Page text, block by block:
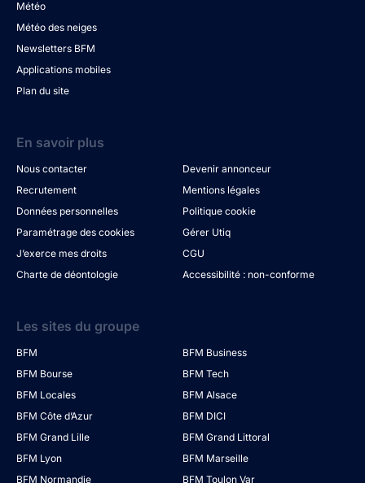
Météo
Météo des neiges
Newsletters BFM
Applications mobiles
Plan du site
En savoir plus
Nous contacter
Devenir annonceur
Recrutement
Mentions légales
Données personnelles
Politique cookie
Paramétrage des cookies
Gérer Utiq
J’exerce mes droits
CGU
Charte de déontologie
Accessibilité : non-conforme
Les sites du groupe
BFM
BFM Business
BFM Bourse
BFM Tech
BFM Locales
BFM Alsace
BFM Côte d’Azur
BFM DICI
BFM Grand Lille
BFM Grand Littoral
BFM Lyon
BFM Marseille
BFM Normandie
BFM Toulon Var